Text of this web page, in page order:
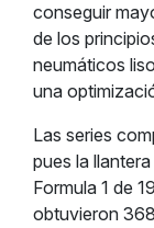
conseguir
de los
neumáticos
una
Las series
pues la
Formula 1 de
obtuvieron